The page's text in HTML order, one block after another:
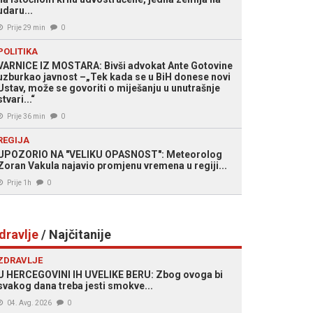
Prije 29 min 0
IZ MOSTARA: Bivši advokat Ante Gotovine
javnost –„Tek kada se u BiH donese novi
može se govoriti o miješanju u unutrašnje
Prije 36 min 0
NA "VELIKU OPASNOST": Meteorolog
Vakula najavio promjenu vremena u regiji...
Prije 1h 0
/ Najčitanije
HERCEGOVINI IH UVELIKE BERU: Zbog ovoga bi
dana treba jesti smokve...
04. Avg. 2026 0